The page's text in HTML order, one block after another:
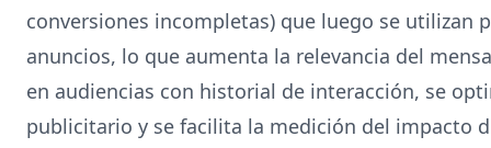
conversiones incompletas) que luego se utilizan
anuncios, lo que aumenta la relevancia del
en audiencias con historial de interacción, se
publicitario y se facilita la medición del impacto